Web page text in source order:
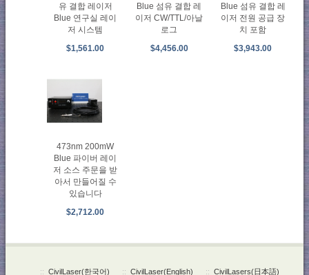
유 결합 레이저
Blue 연구실 레이
저 시스템
$1,561.00
Blue 섬유 결합 레
이저 CW/TTL/아날
로그
$4,456.00
Blue 섬유 결합 레
이저 전원 공급 장
치 포함
$3,943.00
473nm 200mW
Blue 파이버 레이
저 소스 주문을 받
아서 만들어질 수
있습니다
$2,712.00
:: CivilLaser(한국어) :: CivilLaser(English) :: CivilLasers(日本語)